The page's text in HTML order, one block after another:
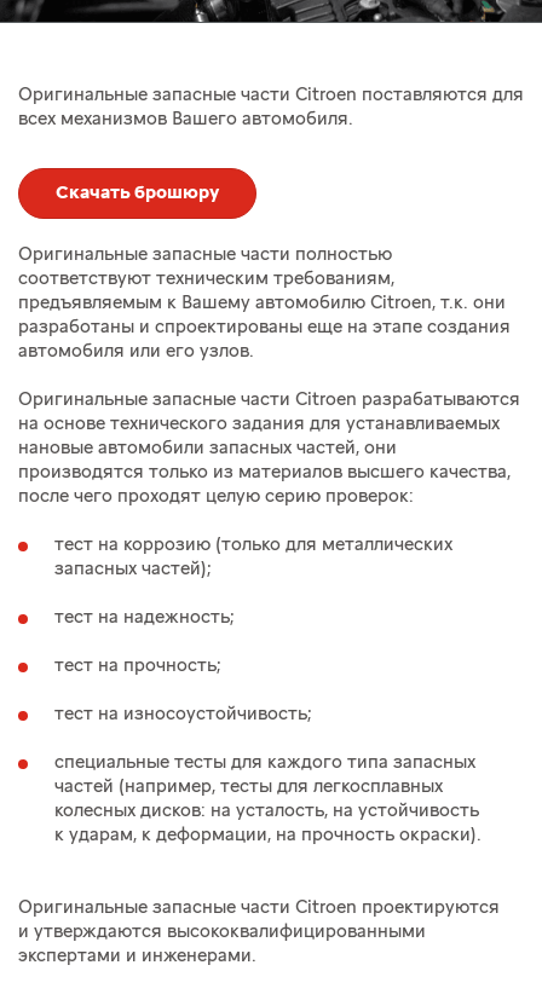
Оригинальные запасные части Citroen поставляются для
всех механизмов Вашего автомобиля.
Скачать брошюру
Оригинальные запасные части полностью
соответствуют техническим требованиям,
предъявляемым к Вашему автомобилю Citroen, т.к. они
разработаны и спроектированы еще на этапе создания
автомобиля или его узлов.
Оригинальные запасные части Citroen разрабатываются
на основе технического задания для устанавливаемых
нановые автомобили запасных частей, они
производятся только из материалов высшего качества,
после чего проходят целую серию проверок:
тест на коррозию (только для металлических
запасных частей);
тест на надежность;
тест на прочность;
тест на износоустойчивость;
специальные тесты для каждого типа запасных
частей (например, тесты для легкосплавных
колесных дисков: на усталость, на устойчивость
к ударам, к деформации, на прочность окраски).
Оригинальные запасные части Citroen проектируются
и утверждаются высококвалифицированными
экспертами и инженерами.